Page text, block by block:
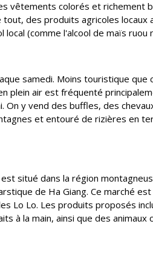
vêtements colorés et richement
des produits agricoles locaux
(comme l'alcool de maïs ruou
samedi. Moins touristique que
plein air est fréquenté
On y vend des buffles, des
et entouré de rizières en
situé dans la région
de Ha Giang. Ce marché
Lo Lo. Les produits proposés
à la main, ainsi que des